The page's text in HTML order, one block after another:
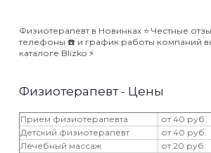
Физиотерапевт в Новинках ⭐️ Честные
телефоны ☎️ и график работы компаний
каталоге Blizko ⚡️
Физиотерапевт - Цены
Прием физиотерапевта
от 40 руб.
Детский физиотерапевт
от 40 руб.
Лечебный массаж
от 20 руб.